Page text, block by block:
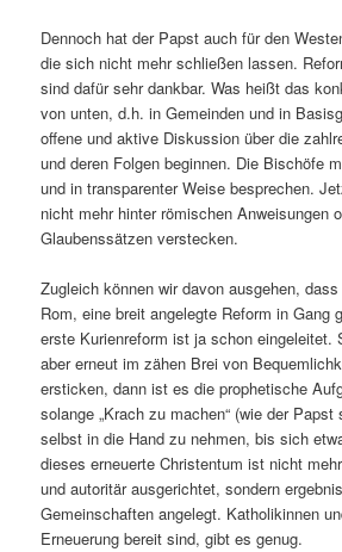
Dennoch hat der Papst auch für den
die sich nicht mehr schließen lassen.
sind dafür sehr dankbar. Was heißt das
von unten, d.h. in Gemeinden und in
offene und aktive Diskussion über die
und deren Folgen beginnen. Die Bischöfe
und in transparenter Weise besprechen.
nicht mehr hinter römischen Anweisungen
Glaubenssätzen verstecken.
Zugleich können wir davon ausgehen,
Rom, eine breit angelegte Reform in Gang
erste Kurienreform ist ja schon eingeleitet.
aber erneut im zähen Brei von
ersticken, dann ist es die prophetische
solange „Krach zu machen“ (wie der
selbst in die Hand zu nehmen, bis sich
dieses erneuerte Christentum ist nicht
und autoritär ausgerichtet, sondern
Gemeinschaften angelegt. Katholikinnen
Erneuerung bereit sind, gibt es genug.